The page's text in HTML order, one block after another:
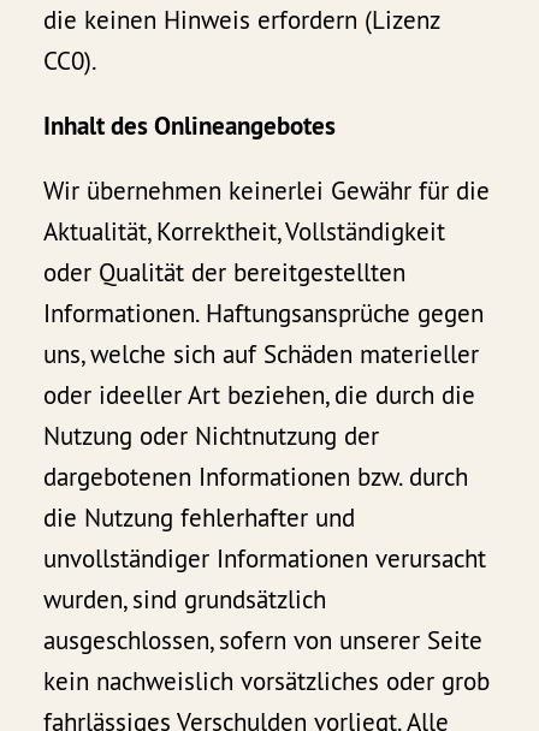
die keinen Hinweis erfordern (Lizenz
CC0).
Inhalt des Onlineangebotes
Wir übernehmen keinerlei Gewähr für die
Aktualität, Korrektheit, Vollständigkeit
oder Qualität der bereitgestellten
Informationen. Haftungsansprüche gegen
uns, welche sich auf Schäden materieller
oder ideeller Art beziehen, die durch die
Nutzung oder Nichtnutzung der
dargebotenen Informationen bzw. durch
die Nutzung fehlerhafter und
unvollständiger Informationen verursacht
wurden, sind grundsätzlich
ausgeschlossen, sofern von unserer Seite
kein nachweislich vorsätzliches oder grob
fahrlässiges Verschulden vorliegt. Alle